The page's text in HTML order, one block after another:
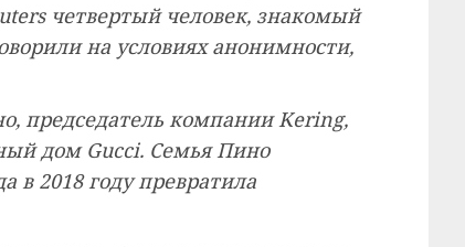
четвертый человек, знакомый
на условиях анонимности,
председатель компании Kering,
дом Gucci. Семья Пино
в 2018 году превратила